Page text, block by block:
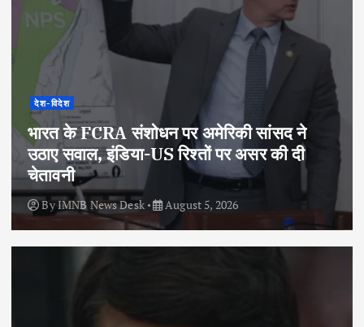
देश-विदेश
भारत के FCRA संशोधन पर अमेरिकी सांसद ने
उठाए सवाल, इंडिया-US रिश्तों पर असर की दी
चेतावनी
ByIMNB News Desk August 5, 2026